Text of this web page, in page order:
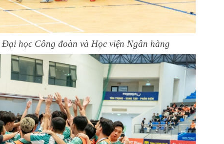
học Công đoàn và Học viện Ngân hàng